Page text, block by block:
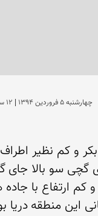
چهارشنبه 5 فروردين 1394 | 12 سال پیش